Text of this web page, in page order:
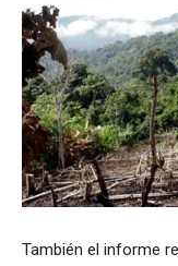
También el informe